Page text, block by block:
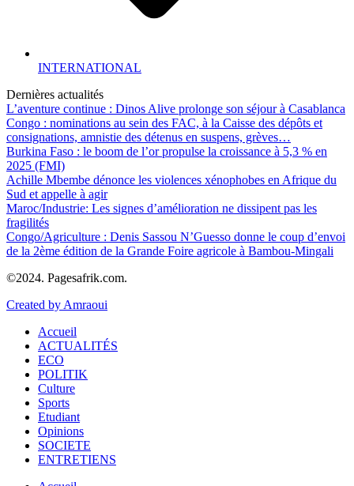
INTERNATIONAL
Dernières actualités
L’aventure continue : Dinos Alive prolonge son séjour à Casablanca
Congo : nominations au sein des FAC, à la Caisse des dépôts et
consignations, amnistie des détenus en suspens, grèves…
Burkina Faso : le boom de l’or propulse la croissance à 5,3 % en
2025 (FMI)
Achille Mbembe dénonce les violences xénophobes en Afrique du
Sud et appelle à agir
Maroc/Industrie: Les signes d’amélioration ne dissipent pas les
fragilités
Congo/Agriculture : Denis Sassou N’Guesso donne le coup d’envoi
de la 2ème édition de la Grande Foire agricole à Bambou-Mingali
©2024. Pagesafrik.com.
Created by Amraoui
Accueil
ACTUALITÉS
ECO
POLITIK
Culture
Sports
Etudiant
Opinions
SOCIETE
ENTRETIENS